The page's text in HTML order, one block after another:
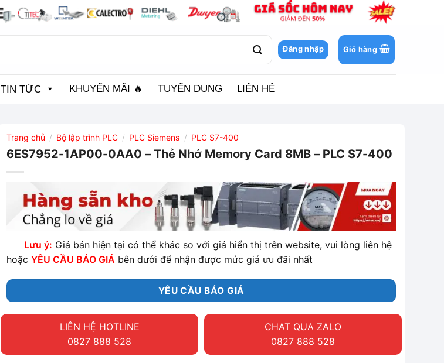
Đăng nhập Giỏ hàng
TIN TỨC KHUYẾN MÃI 🔥 TUYỂN DỤNG LIÊN HỆ
Trang chủ / Bộ lập trình PLC / PLC Siemens / PLC S7-400
6ES7952-1AP00-0AA0 – Thẻ Nhớ Memory Card 8MB – PLC S7-400
Lưu ý: Giá bán hiện tại có thể khác so với giá hiển thị trên website, vui lòng liên hệ
hoặcYÊU CẦU BÁO GIÁ bên dưới để nhận được mức giá ưu đãi nhất
YÊU CẦU BÁO GIÁ
LIÊN HỆ HOTLINE
0827 888 528
CHAT QUA ZALO
0827 888 528